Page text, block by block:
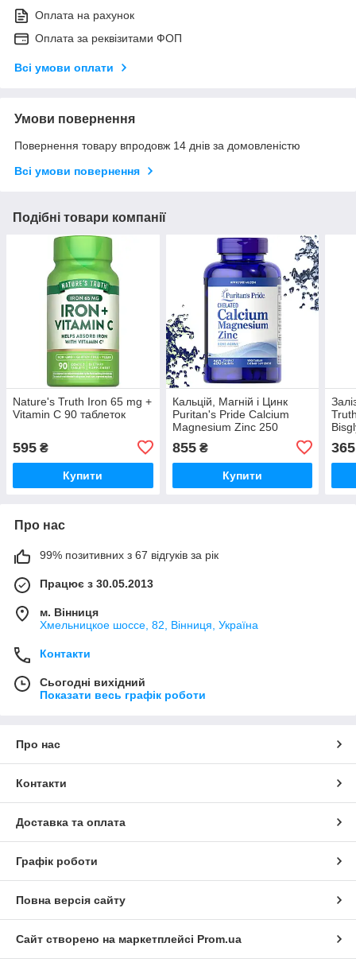
Оплата на рахунок
Оплата за реквізитами ФОП
Всі умови оплати
Умови повернення
Повернення товару впродовж 14 днів за домовленістю
Всі умови повернення
Подібні товари компанії
Nature's Truth Iron 65 mg +
Vitamin C 90 таблеток
595 ₴
Купити
Кальцій, Магній і Цинк
Puritan's Pride Calcium
Magnesium Zinc 250
855₴
Купити
365
Про нас
99% позитивних з 67 відгуків за рік
Працює з 30.05.2013
м. Вінниця
Хмельницкое шоссе, 82, Вінниця, Україна
Контакти
Сьогодні вихідний
Показати весь графік роботи
Про нас
Контакти
Доставка та оплата
Графік роботи
Повна версія сайту
Сайт створено на маркетплейсі Prom.ua